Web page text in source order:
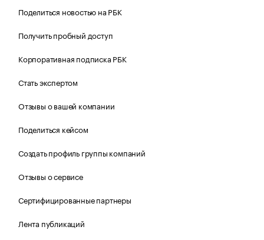
Поделиться новостью на РБК
Получить пробный доступ
Корпоративная подписка РБК
Стать экспертом
Отзывы о вашей компании
Поделиться кейсом
Создать профиль группы компаний
Отзывы о сервисе
Сертифицированные партнеры
Лента публикаций